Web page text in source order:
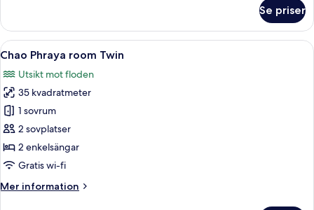
Phraya
room
King
Se priser
Öppna
alla
foton
för
Chao
Phraya
room
Twin
Ett hotellrum med två sängar, utsikt
5
Chao Phraya room Twin
Utsikt mot floden
35 kvadratmeter
1 sovrum
2 sovplatser
2 enkelsängar
Gratis wi-fi
Mer information
Mer